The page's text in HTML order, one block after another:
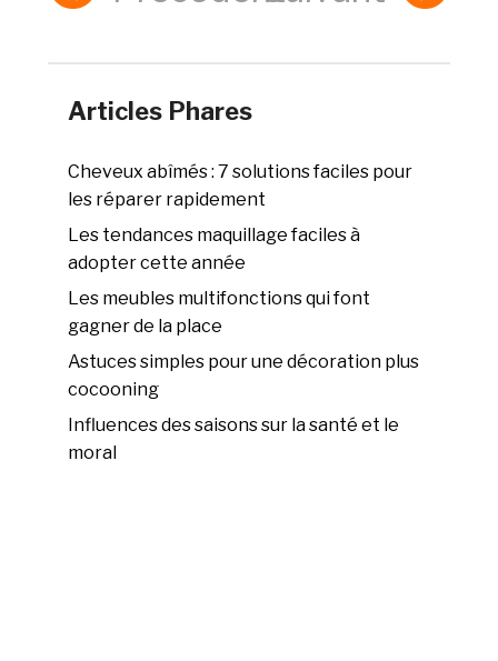
Articles Phares
Cheveux abîmés : 7 solutions faciles pour
les réparer rapidement
Les tendances maquillage faciles à
adopter cette année
Les meubles multifonctions qui font
gagner de la place
Astuces simples pour une décoration plus
cocooning
Influences des saisons sur la santé et le
moral